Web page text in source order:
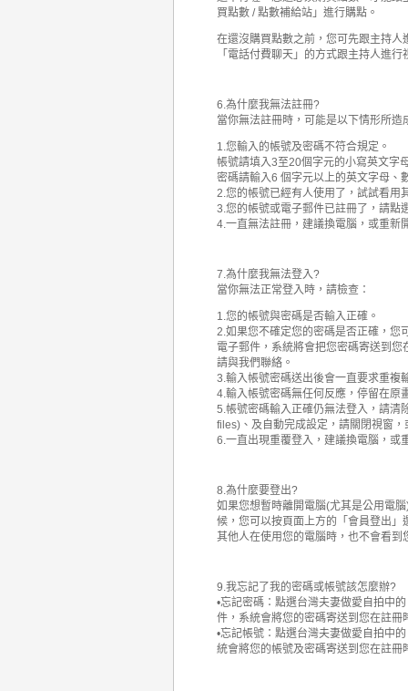
買點數 / 點數補給站」進行購點。
在還沒購買點數之前，您可先跟主持
「電話付費聊天」的方式跟主持人進行
6.為什麼我無法註冊?
當你無法註冊時，可能是以下情形所造
1.您輸入的帳號及密碼不符合規定。
帳號請填入3至20個字元的小寫英文字
密碼請輸入6 個字元以上的英文字母、
2.您的帳號已經有人使用了，試試看用
3.您的帳號或電子郵件已註冊了，請點
4.一直無法註冊，建議換電腦，或重新
7.為什麼我無法登入?
當你無法正常登入時，請檢查：
1.您的帳號與密碼是否輸入正確。
2.如果您不確定您的密碼是否正確，您
電子郵件，系統將會把您密碼寄送到
請與我們聯絡。
3.輸入帳號密碼送出後會一直要求重複
4.輸入帳號密碼無任何反應，停留在原
5.帳號密碼輸入正確仍無法登入，請清
files)、及自動完成設定，請關閉視窗
6.一直出現重覆登入，建議換電腦，或
8.為什麼要登出?
如果您想暫時離開電腦(尤其是公用電
候，您可以按頁面上方的「會員登出
其他人在使用您的電腦時，也不會看到
9.我忘記了我的密碼或帳號該怎麼辦?
•忘記密碼：點選台灣夫妻做愛自拍中
件，系統會將您的密碼寄送到您在註冊
•忘記帳號：點選台灣夫妻做愛自拍中
統會將您的帳號及密碼寄送到您在註冊